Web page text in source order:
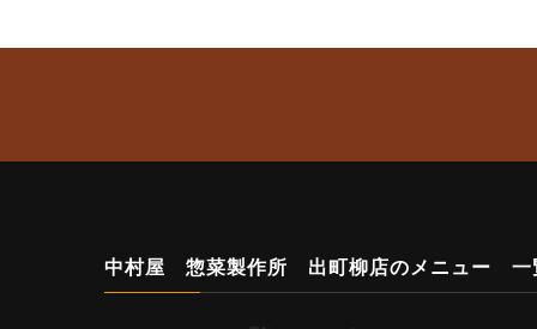
中村屋 惣菜製作所 出町柳店のメニュー 一